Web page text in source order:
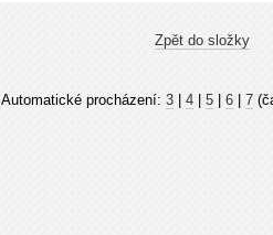
Zpět do složky
Automatické procházení: 3| 4| 5| 6| 7